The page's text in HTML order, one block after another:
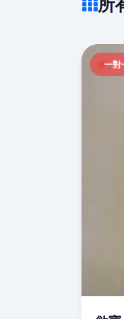
一對